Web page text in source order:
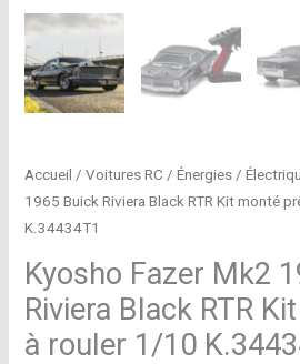
Accueil /Voitures RC /Énergies /
1965 Buick Riviera Black RTR Kit monté
K.34434T1
Kyosho Fazer Mk2
Riviera Black RTR
à rouler 1/10